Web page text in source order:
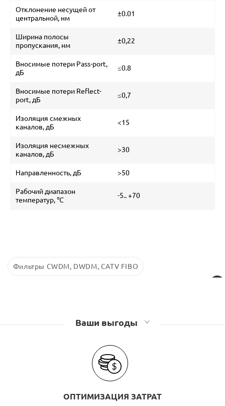
Отклонение несущей от
центральной, нм
±0.01
Ширина полосы
пропускания, нм
±0,22
Вносимые потери Pass-port,
дБ
≤0.8
Вносимые потери Reflect-
port, дБ
≤0,7
Изоляция смежных
каналов, дБ
<15
Изоляция несмежных
каналов, дБ
>30
Направленность, дБ >50
Рабочий диапазон
температур, ℃
-5.. +70
Фильтры CWDM, DWDM, CATV FIBO
Ваши выгоды
ОПТИМИЗАЦИЯ ЗАТРАТ